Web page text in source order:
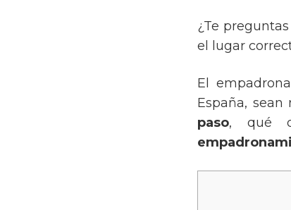
¿Te preguntas
el lugar
El
España,
paso, qué